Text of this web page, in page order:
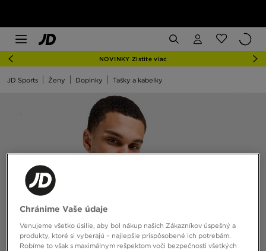
NOVINKY Zistite viac
JD Sports Ženy Doplnky Tašky a kabelky
Chránime Vaše údaje
Venujeme všetko úsilie, aby bol nákup našich Zákazníkov úspešný a
produkty, ktoré si vyberajú – najlepšie prispôsobené ich potrebám.
Robíme to však s maximálnym rešpektom voči bezpečnosti všetkých